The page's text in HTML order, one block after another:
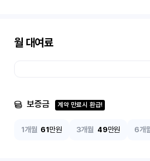
월 대여료
보증금 계약 만료시 환급!
1개월 61만원 3개월 49만원 6개